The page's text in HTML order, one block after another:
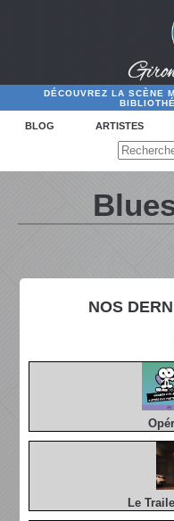
DÉCOUVREZ LA SCÈNE
BLOG ARTISTES
NOS
Le